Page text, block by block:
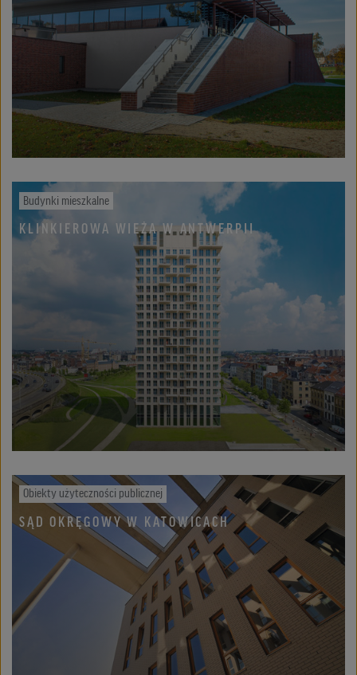
Budynki mieszkalne
KLINKIEROWA WIEŻA W ANTWERPII
Obiekty użyteczności publicznej
SĄD OKRĘGOWY W KATOWICACH